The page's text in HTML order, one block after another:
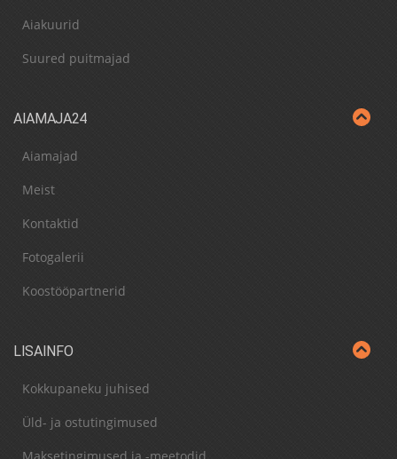
Aiakuurid
Suured puitmajad
AIAMAJA24
Aiamajad
Meist
Kontaktid
Fotogalerii
Koostööpartnerid
LISAINFO
Kokkupaneku juhised
Üld- ja ostutingimused
Maksetingimused ja -meetodid